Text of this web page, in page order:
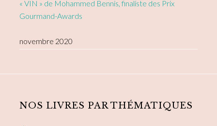
« VIN » de Mohammed Bennis, finaliste des Prix
Gourmand-Awards
novembre 2020
NOS LIVRES PAR THÉMATIQUES